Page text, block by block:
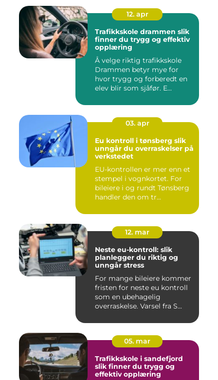
12. apr
Trafikkskole drammen slik
finner du trygg og effektiv
opplæring
Å velge riktig trafikkskole
Drammen betyr mye for
hvor trygg og forberedt en
elev blir som sjåfør. E...
03. apr
Eu kontroll i tønsberg slik
unngår du overraskelser på
verkstedet
EU-kontrollen er mer enn et
stempel i vognkortet. For
bileiere i og rundt Tønsberg
handler den om tr...
12. mar
Neste eu-kontroll: slik
planlegger du riktig og
unngår stress
For mange bileiere kommer
fristen for neste eu kontroll
som en ubehagelig
overraskelse. Varsel fra S...
05. mar
Trafikkskole i sandefjord
slik finner du trygg og
effektiv opplæring